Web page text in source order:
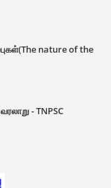
nature of the
- TNPSC